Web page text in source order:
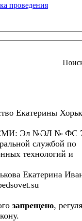
проведения
Екатерины
СМИ: Эл №ЭЛ № ФС
службой по
технологий и
Екатерина
запрещено,